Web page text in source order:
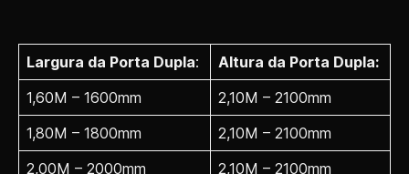
Largura da Porta Dupla:
Altura da Porta Dupla:
1,60M – 1600mm
2,10M – 2100mm
1,80M – 1800mm
2,10M – 2100mm
2,00M – 2000mm
2,10M – 2100mm